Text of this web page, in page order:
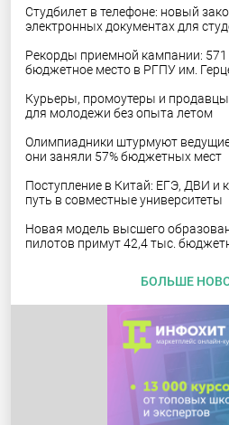
Студбилет в телефоне: новый
электронных документах для
Рекорды приемной кампании: 571
бюджетное место в РГПУ им.
Курьеры, промоутеры и
для молодежи без опыта летом
Олимпиадники штурмуют
они заняли 57% бюджетных мест
Поступление в Китай: ЕГЭ, ДВИ и
путь в совместные университеты
Новая модель высшего
пилотов примут 42,4 тыс.
БОЛЬШЕ